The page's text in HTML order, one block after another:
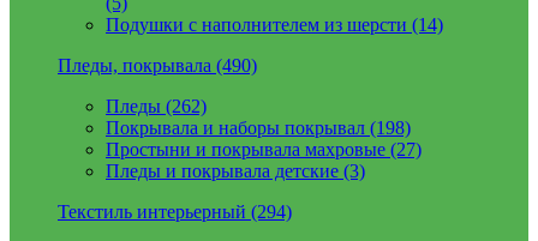
Подушки с наполнителем из шерсти (14)
Пледы, покрывала (490)
Пледы (262)
Покрывала и наборы покрывал (198)
Простыни и покрывала махровые (27)
Пледы и покрывала детские (3)
Текстиль интерьерный (294)